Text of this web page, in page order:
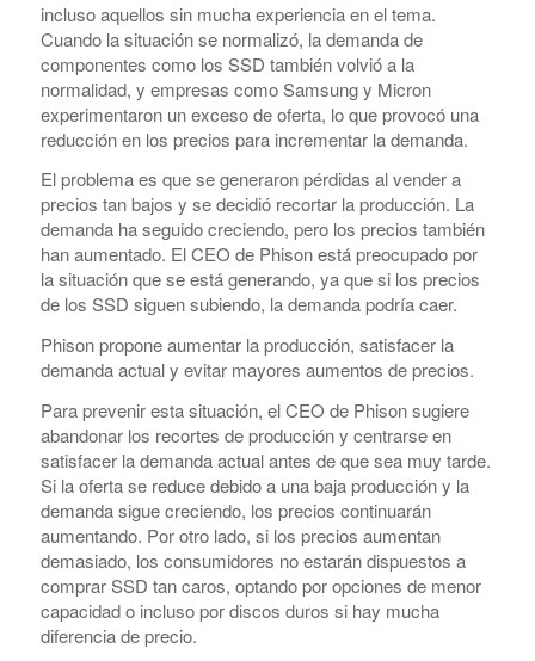
incluso aquellos sin mucha experiencia en el tema.
Cuando la situación se normalizó, la demanda de
componentes como los SSD también volvió a la
normalidad, y empresas como Samsung y Micron
experimentaron un exceso de oferta, lo que provocó una
reducción en los precios para incrementar la demanda.
El problema es que se generaron pérdidas al vender a
precios tan bajos y se decidió recortar la producción. La
demanda ha seguido creciendo, pero los precios también
han aumentado. El CEO de Phison está preocupado por
la situación que se está generando, ya que si los precios
de los SSD siguen subiendo, la demanda podría caer.
Phison propone aumentar la producción, satisfacer la
demanda actual y evitar mayores aumentos de precios.
Para prevenir esta situación, el CEO de Phison sugiere
abandonar los recortes de producción y centrarse en
satisfacer la demanda actual antes de que sea muy tarde.
Si la oferta se reduce debido a una baja producción y la
demanda sigue creciendo, los precios continuarán
aumentando. Por otro lado, si los precios aumentan
demasiado, los consumidores no estarán dispuestos a
comprar SSD tan caros, optando por opciones de menor
capacidad o incluso por discos duros si hay mucha
diferencia de precio.